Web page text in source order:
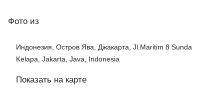
Фото из
Индонезия, Остров Ява, Джакарта, Jl.Maritim 8 Sunda
Kelapa, Jakarta, Java, Indonesia
Показать на карте